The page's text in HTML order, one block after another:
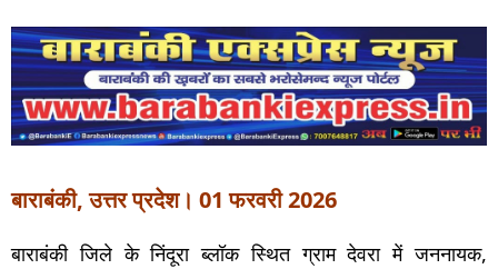
बाराबंकी, उत्तर प्रदेश। 01 फरवरी 2026
बाराबंकी जिले के निंदूरा ब्लॉक स्थित ग्राम देवरा में जननायक,